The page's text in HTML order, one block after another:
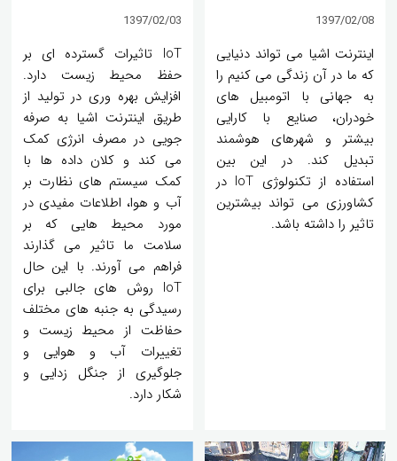
1397/02/08
اینترنت اشیا می تواند دنیایی
که ما در آن زندگی می کنیم را
به جهانی با اتومبیل های
خودران، صنایع با کارایی
بیشتر و شهرهای هوشمند
تبدیل کند. در این بین
استفاده از تکنولوژی IoT در
کشاورزی می تواند بیشترین
تاثیر را داشته باشد.
1397/02/03
IoT تاثیرات گسترده ای بر
حفظ محیط زیست دارد.
افزایش بهره وری در تولید از
طریق اینترنت اشیا به صرفه
جویی در مصرف انرژی کمک
می کند و کلان داده ها با
کمک سیستم های نظارت بر
آب و هوا، اطلاعات مفیدی در
مورد محیط هایی که بر
سلامت ما تاثیر می گذارند
فراهم می آورند. با این حال
IoT روش های جالبی برای
رسیدگی به جنبه های مختلف
حفاظت از محیط زیست و
تغییرات آب و هوایی و
جلوگیری از جنگل زدایی و
شکار دارد.